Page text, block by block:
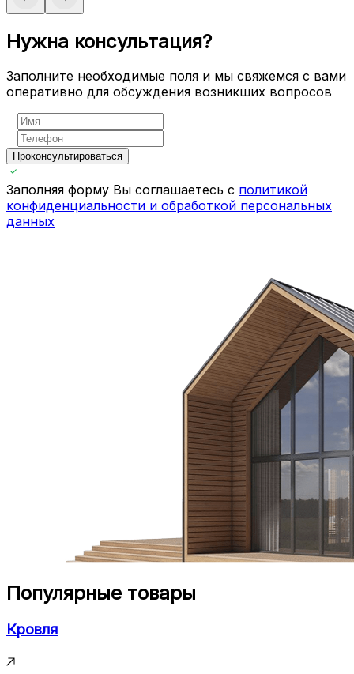
Нужна консультация?
Заполните необходимые поля и мы свяжемся с вами
оперативно для обсуждения возникших вопросов
Проконсультироваться
Заполняя форму Вы соглашаетесь с политикой
конфиденциальности и обработкой персональных
данных
Популярные товары
Кровля